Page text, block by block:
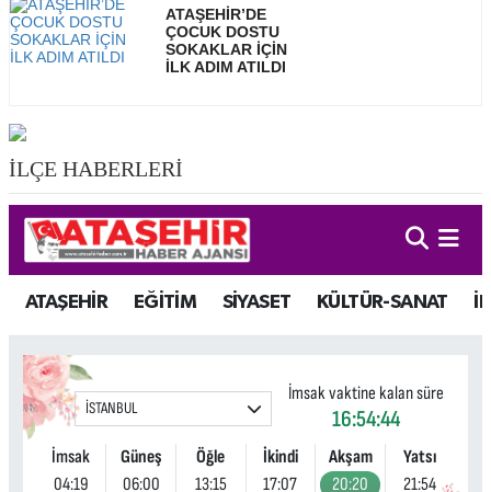
ATAŞEHİR’DE
ÇOCUK DOSTU
SOKAKLAR İÇİN
İLK ADIM ATILDI
İLÇE HABERLERİ